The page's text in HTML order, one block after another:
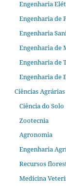
Engenharia
Engenharia de
Engenharia
Engenharia de
Engenharia de
Engenharia de
Ciências Agrárias
Ciência do Solo
Zootecnia
Agronomia
Engenharia
Recursos
Medicina